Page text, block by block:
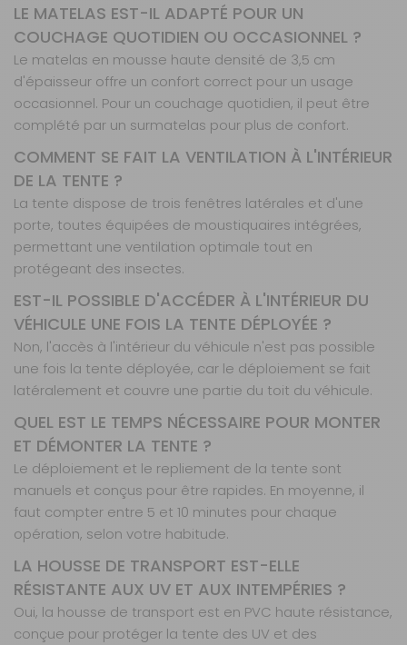
LE MATELAS EST-IL ADAPTÉ POUR UN
COUCHAGE QUOTIDIEN OU OCCASIONNEL ?
Le matelas en mousse haute densité de 3,5 cm
d'épaisseur offre un confort correct pour un usage
occasionnel. Pour un couchage quotidien, il peut être
complété par un surmatelas pour plus de confort.
COMMENT SE FAIT LA VENTILATION À L'INTÉRIEUR
DE LA TENTE ?
La tente dispose de trois fenêtres latérales et d'une
porte, toutes équipées de moustiquaires intégrées,
permettant une ventilation optimale tout en
protégeant des insectes.
EST-IL POSSIBLE D'ACCÉDER À L'INTÉRIEUR DU
VÉHICULE UNE FOIS LA TENTE DÉPLOYÉE ?
Non, l'accès à l'intérieur du véhicule n'est pas possible
une fois la tente déployée, car le déploiement se fait
latéralement et couvre une partie du toit du véhicule.
QUEL EST LE TEMPS NÉCESSAIRE POUR MONTER
ET DÉMONTER LA TENTE ?
Le déploiement et le repliement de la tente sont
manuels et conçus pour être rapides. En moyenne, il
faut compter entre 5 et 10 minutes pour chaque
opération, selon votre habitude.
LA HOUSSE DE TRANSPORT EST-ELLE
RÉSISTANTE AUX UV ET AUX INTEMPÉRIES ?
Oui, la housse de transport est en PVC haute résistance,
conçue pour protéger la tente des UV et des